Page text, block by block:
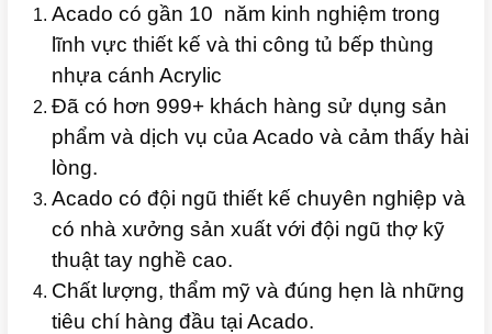
Acado có gần 10 năm kinh nghiệm trong
lĩnh vực thiết kế và thi công tủ bếp thùng
nhựa cánh Acrylic
Đã có hơn 999+ khách hàng sử dụng sản
phẩm và dịch vụ của Acado và cảm thấy hài
lòng.
Acado có đội ngũ thiết kế chuyên nghiệp và
có nhà xưởng sản xuất với đội ngũ thợ kỹ
thuật tay nghề cao.
Chất lượng, thẩm mỹ và đúng hẹn là những
tiêu chí hàng đầu tại Acado.